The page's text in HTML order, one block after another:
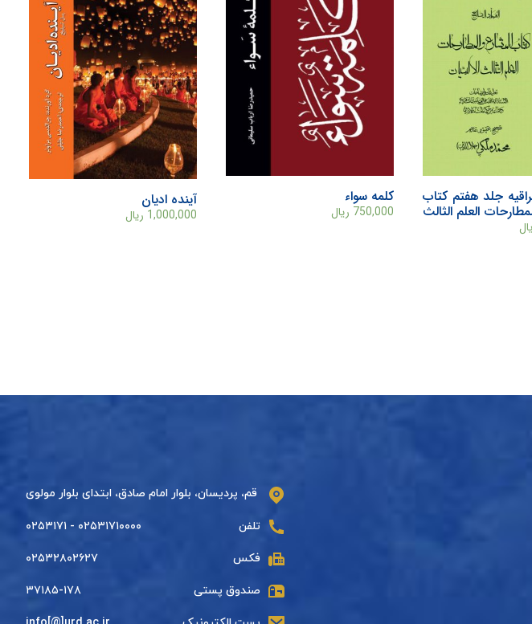
جلد هفتم کتاب
العلم الثالث
کلمه سواء
750,000 ریال
آینده ادیان
1,000,000 ریال
قم، پردیسان، بلوار امام صادق، ابتدای بلوار مولوی
تلفن ۰۲۵۳۱۷۱۰۰۰۰ - ۰۲۵۳۱۷۱
فکس ۰۲۵۳۲۸۰۲۶۲۷
صندوق پستی ۳۷۱۸۵-۱۷۸